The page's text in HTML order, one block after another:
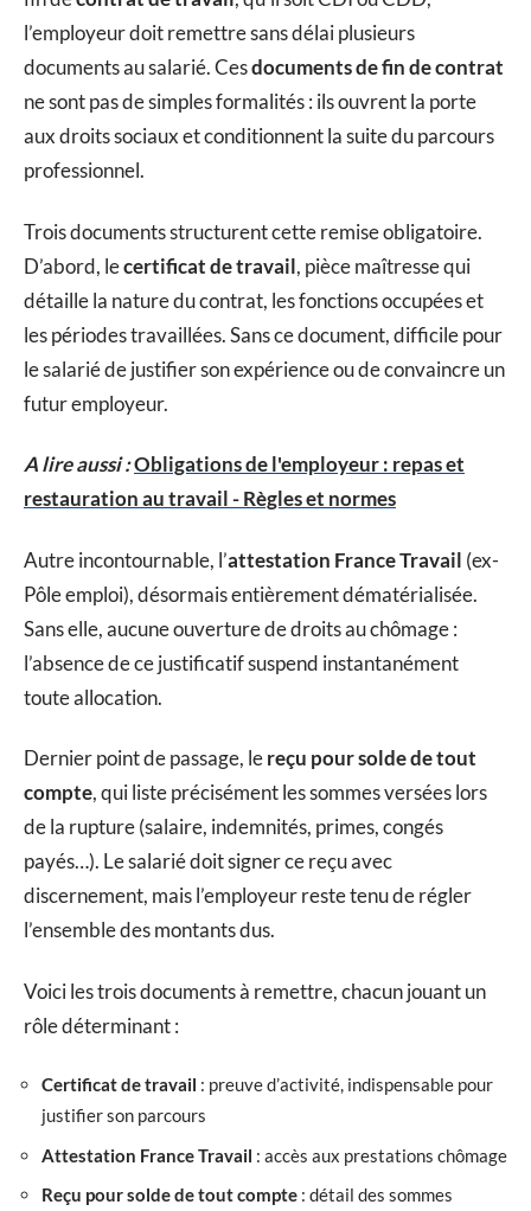
l’employeur doit remettre sans délai plusieurs
documents au salarié. Cesdocuments de fin de contrat
ne sont pas de simples formalités : ils ouvrent la porte
aux droits sociaux et conditionnent la suite du parcours
professionnel.
Trois documents structurent cette remise obligatoire.
D’abord, lecertificat de travail, pièce maîtresse qui
détaille la nature du contrat, les fonctions occupées et
les périodes travaillées. Sans ce document, difficile pour
le salarié de justifier son expérience ou de convaincre un
futur employeur.
A lire aussi :Obligations de l'employeur : repas et
restauration au travail - Règles et normes
Autre incontournable, l’attestation France Travail (ex-
Pôle emploi), désormais entièrement dématérialisée.
Sans elle, aucune ouverture de droits au chômage :
l’absence de ce justificatif suspend instantanément
toute allocation.
Dernier point de passage, lereçu pour solde de tout
compte, qui liste précisément les sommes versées lors
de la rupture (salaire, indemnités, primes, congés
payés…). Le salarié doit signer ce reçu avec
discernement, mais l’employeur reste tenu de régler
l’ensemble des montants dus.
Voici les trois documents à remettre, chacun jouant un
rôle déterminant :
Certificat de travail : preuve d’activité, indispensable pour
justifier son parcours
Attestation France Travail : accès aux prestations chômage
Reçu pour solde de tout compte : détail des sommes